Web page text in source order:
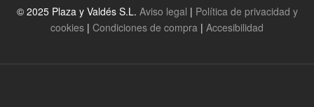
© 2025 Plaza y Valdés S.L. Aviso legal | Política de privacidad y
cookies | Condiciones de compra | Accesibilidad